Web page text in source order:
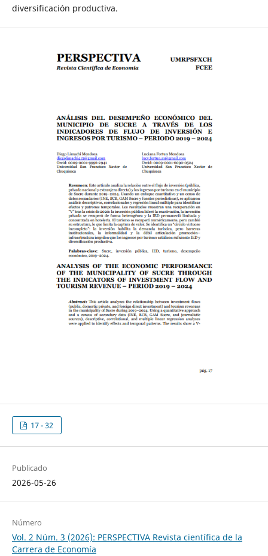
diversificación productiva.
17 - 32
Publicado
2026-05-26
Número
Vol. 2 Núm. 3 (2026): PERSPECTIVA Revista científica de la
Carrera de Economía